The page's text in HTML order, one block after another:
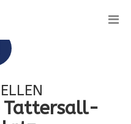
Tattersall-